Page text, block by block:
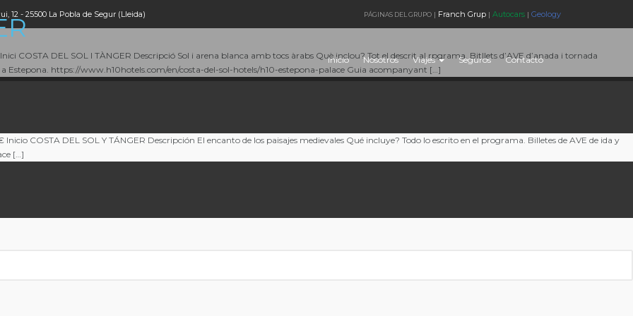
12 - 25500 La Pobla de Segur (Lleida) PÁGINAS DEL GRUPO | Franch Grup | Autocars | Geology
Inicio Nosotros Viajes Seguros Contacto
COSTA DEL SOL I TÀNGER Descripció Sol i arena blanca amb tocs àrabs Què inclou? Tot el descrit al rpgrama. Bitllets d’AVE d’anada i tornada
Estepona. https://www.h10hotels.com/en/costa-del-sol-hotels/h10-estepona-palace Guia acompanyant […]
Inicio COSTA DEL SOL Y TÁNGER Descripción El encanto de los paisajes medievales Qué incluye? Todo lo escrito en el programa. Billetes de AVE de ida y
[…]